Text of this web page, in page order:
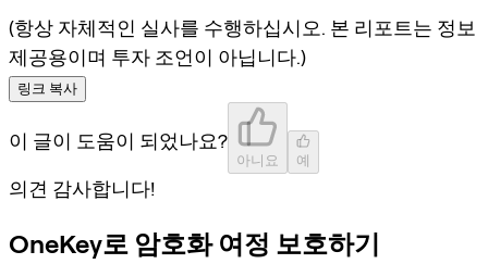
(항상 자체적인 실사를 수행하십시오. 본 리포트는 정보
제공용이며 투자 조언이 아닙니다.)
링크 복사
이 글이 도움이 되었나요?
아니요 예
의견 감사합니다!
OneKey로 암호화 여정 보호하기